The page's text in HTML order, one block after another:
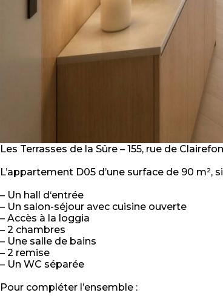
Les Terrasses de la Sûre – 155, rue de
L’appartement D05 d’une surface de 90
– Un hall d‘entrée
– Un salon-séjour avec cuisine ouverte
– Accès à la loggia
– 2 chambres
– Une salle de bains
– 2 remise
– Un WC séparée
Pour compléter l’ensemble :